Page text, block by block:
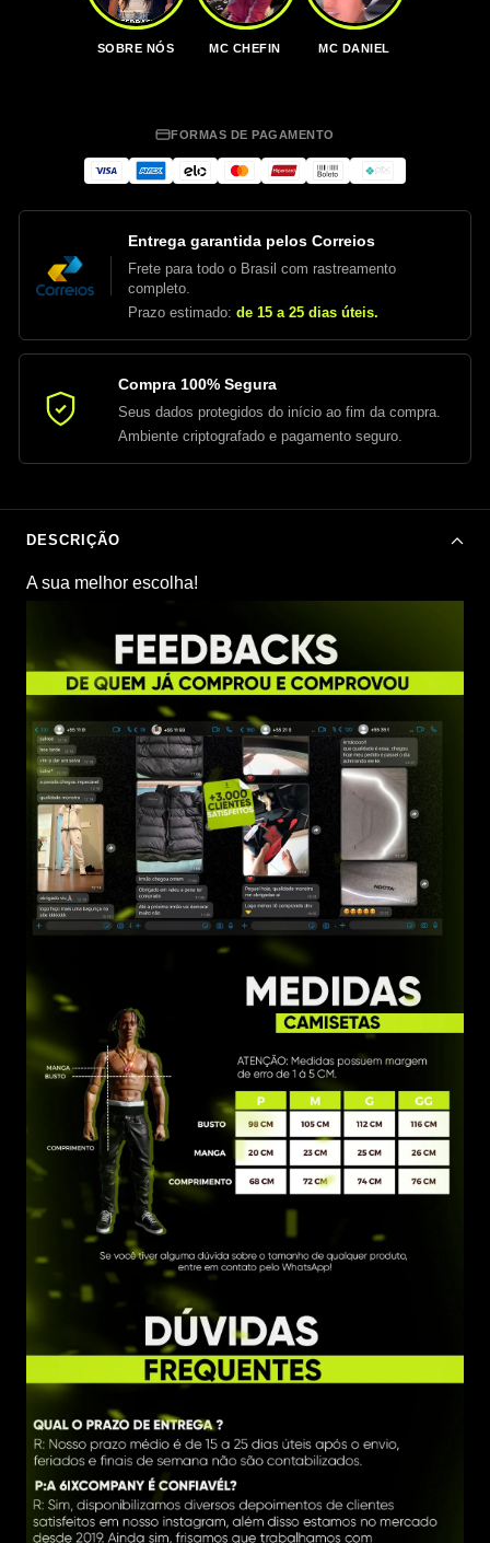
SOBRE NÓS MC CHEFIN MC DANIEL
FORMAS DE PAGAMENTO
Entrega garantida pelos Correios
Frete para todo o Brasil com rastreamento
completo.
Prazo estimado:de 15 a 25 dias úteis.
Compra 100% Segura
Seus dados protegidos do início ao fim da compra.
Ambiente criptografado e pagamento seguro.
DESCRIÇÃO
A sua melhor escolha!